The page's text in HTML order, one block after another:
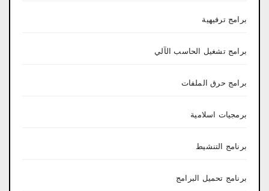
برامج ترفيهية
برامج تشغيل الحاسب الآلي
برامج حرق الملفات
برمجيات اسلامية
برنامج التنشيط
برنامج تحميل البرامج